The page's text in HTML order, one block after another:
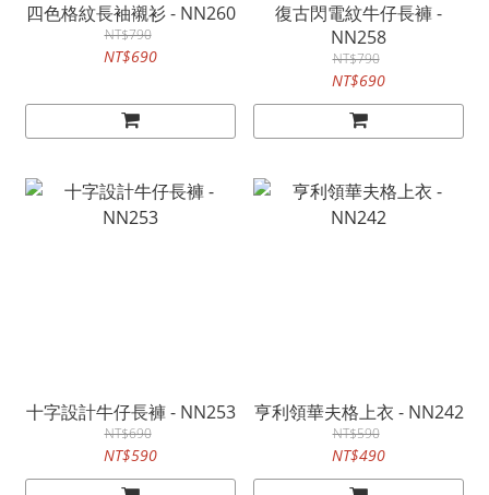
四色格紋長袖襯衫 - NN260
NT$790
NT$690
復古閃電紋牛仔長褲 -
NN258
NT$790
NT$690
十字設計牛仔長褲 - NN253
NT$690
NT$590
亨利領華夫格上衣 - NN242
NT$590
NT$490